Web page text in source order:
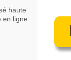
haute
en ligne